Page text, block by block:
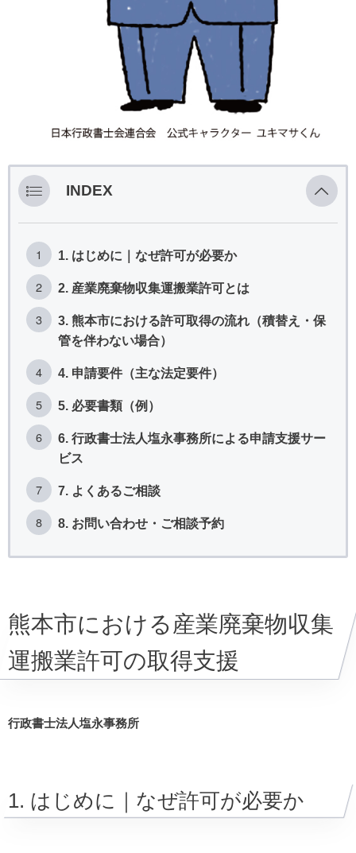
INDEX
1. はじめに｜なぜ許可が必要か
2. 産業廃棄物収集運搬業許可とは
3. 熊本市における許可取得の流れ（積替え・保
管を伴わない場合）
4. 申請要件（主な法定要件）
5. 必要書類（例）
6. 行政書士法人塩永事務所による申請支援サー
ビス
7. よくあるご相談
8. お問い合わせ・ご相談予約
熊本市における産業廃棄物収集
運搬業許可の取得支援
行政書士法人塩永事務所
1. はじめに｜なぜ許可が必要か